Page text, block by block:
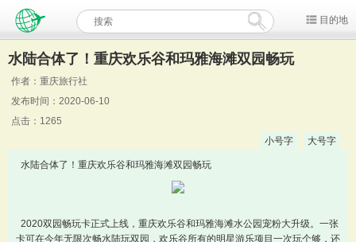
目的地
水陆合体了！重庆欢乐谷和玛雅海滩双园畅玩
作者：重庆旅行社
发布时间：2020-06-10
点击：1265
小号字
大号字
水陆合体了！重庆欢乐谷和玛雅海滩双园畅玩
2020双园畅玩卡正式上线，重庆欢乐谷和玛雅海滩水公园宠粉大升级。一张
卡可在今年无限次畅水陆玩双园，欢乐谷所有的明星游乐项目一次玩个够，还